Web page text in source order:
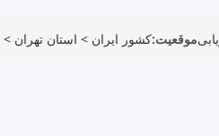
موقعیت:کشور ایران > استان تهران >